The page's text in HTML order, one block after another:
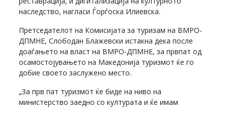
наследство, нагласи Ѓорѓоска Илиевска.
Претседателот на Комисијата за туризам на ВМРО-
ДПМНЕ, Слободан Блажевски истакна дека после
доаѓањето на власт на ВМРО-ДПМНЕ, за првпат од
осамостојувањето на Македонија туризмот ќе го
добие своето заслужено место.
„За прв пат туризмот ќе биде на ниво на
министерство заедно со културата и ќе имам